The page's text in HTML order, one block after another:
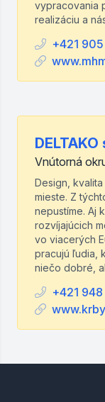
vypracovania
realizáciu a
+421
DELTAKO
Vnútorná
Design,
mieste. Z
nepustíme. Aj
rozvíjajúcich
vo viacerých
pracujú ľudia,
niečo dobré,
+421